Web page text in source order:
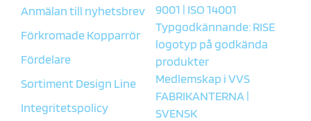
Anmälan till nyhetsbrev
Förkromade Kopparrör
Fördelare
Sortiment Design Line
Integritetspolicy
9001 | ISO 14001
Typgodkännande: RISE
logotyp på godkända
produkter
Medlemskap iVVS
FABRIKANTERNA |
SVENSK